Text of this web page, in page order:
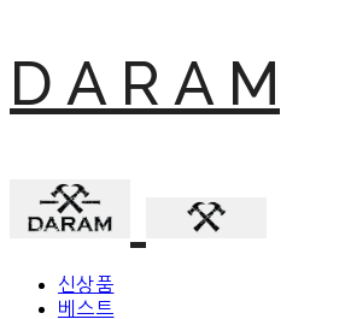
D A R A M
신상품
베스트